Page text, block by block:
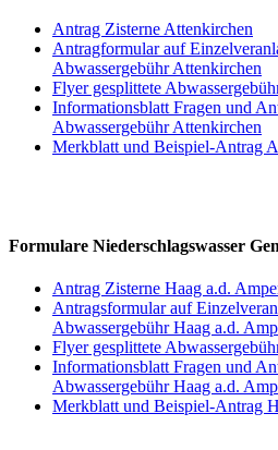
Antrag Zisterne Attenkirchen
Antragformular auf
Abwassergebühr Attenkirchen
Flyer gesplittete
Informationsblatt Fragen und
Abwassergebühr Attenkirchen
Merkblatt und Beispiel-Antrag
Formulare Niederschlagswasser
Antrag Zisterne Haag a.d.
Antragsformular auf
Abwassergebühr Haag a.d.
Flyer gesplittete
Informationsblatt Fragen und
Abwassergebühr Haag a.d.
Merkblatt und Beispiel-Antrag